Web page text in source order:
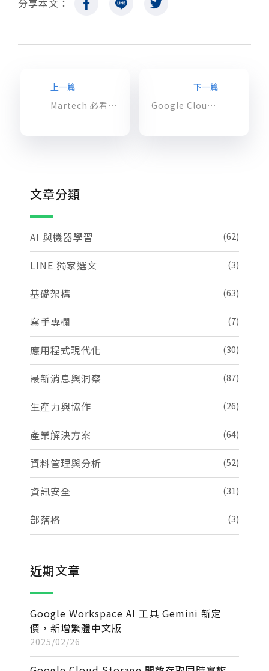
上一篇
Martech 必看！手把手教學帶您正確的建立行銷資料倉儲 (二)
下一篇
Google Cloud BigQuery 助行銷科技業者 Viant 打造自動化資料探勘工具，10 倍優化客戶服務效率
文章分類
AI 與機器學習 (62)
LINE 獨家選文 (3)
基礎架構 (63)
寫手專欄 (7)
應用程式現代化 (30)
最新消息與洞察 (87)
生產力與協作 (26)
產業解決方案 (64)
資料管理與分析 (52)
資訊安全 (31)
部落格 (3)
近期文章
Google Workspace AI 工具 Gemini 新定
價，新增繁體中文版
2025/02/26